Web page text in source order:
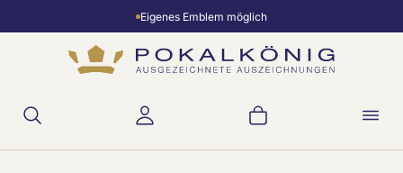
Zum Hauptinhalt springenEigenes Emblem möglich
Warenkorb